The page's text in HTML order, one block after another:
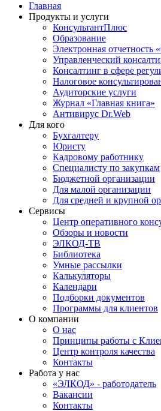
Главная
Продукты и услуги
КонсультантПлюс
Образование
Электронная отчетность
Управленческий
Консалтинг в сфере
Налоговое
Аудиторские услуги
Журнал «Главная книга»
Антивирус Dr.Web
Для кого
Бухгалтеру
Юристу
Кадровому работнику
Специалисту по закупкам
Бюджетной организации
Для малой организации
Для средней и крупной
Сервисы
Центр оперативного
Обзоры и новости
ЭЛКОД-ТВ
Библиотека
Умные рассылки
Калькуляторы
Календари
Подборки документов
Программы для клиентов
О компании
О нас
Принципы работы с
Центр контроля качества
Контакты
Работа у нас
«ЭЛКОД» - работодатель
Вакансии
Контакты